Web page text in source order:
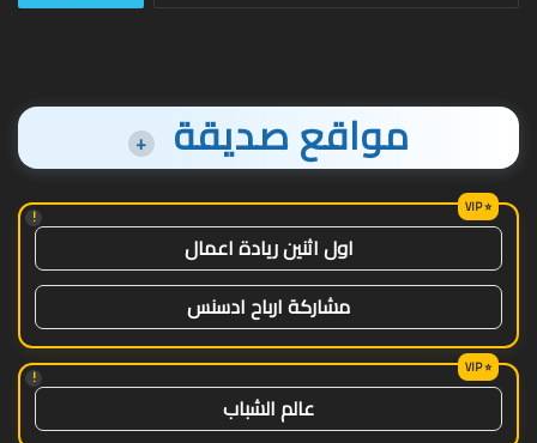
مواقع صديقة +
!
اول اثنين ريادة اعمال
مشاركة ارباح ادسنس
!
عالم الشباب